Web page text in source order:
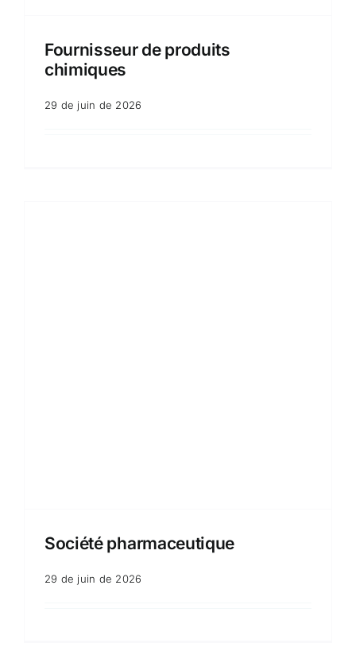
Fournisseur de produits
chimiques
29 de juin de 2026
Société pharmaceutique
29 de juin de 2026